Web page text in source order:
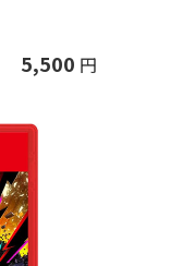
5,500 円